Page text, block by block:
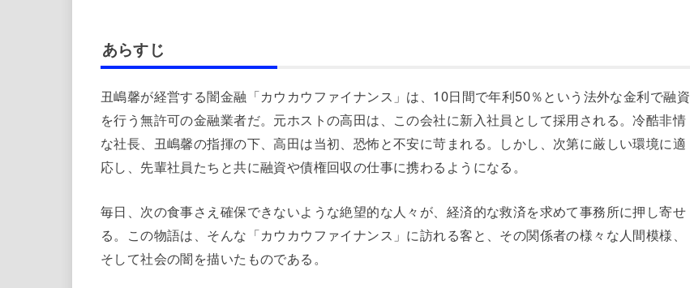
あらすじ
丑嶋馨が経営する闇金融「カウカウファイナンス」は、10日間で年利50％という法外な金利で融資
を行う無許可の金融業者だ。元ホストの高田は、この会社に新入社員として採用される。冷酷非情
な社長、丑嶋馨の指揮の下、高田は当初、恐怖と不安に苛まれる。しかし、次第に厳しい環境に適
応し、先輩社員たちと共に融資や債権回収の仕事に携わるようになる。
毎日、次の食事さえ確保できないような絶望的な人々が、経済的な救済を求めて事務所に押し寄せ
る。この物語は、そんな「カウカウファイナンス」に訪れる客と、その関係者の様々な人間模様、
そして社会の闇を描いたものである。